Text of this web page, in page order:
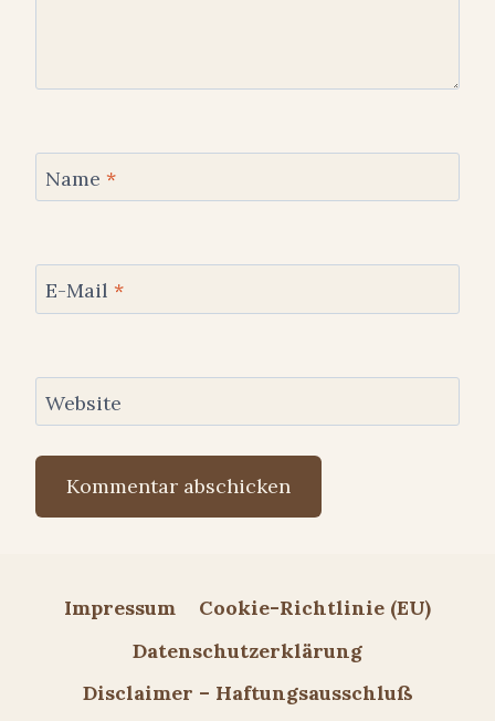
Name *
E-Mail *
Website
Impressum
Cookie-Richtlinie (EU)
Datenschutzerklärung
Disclaimer – Haftungsausschluß